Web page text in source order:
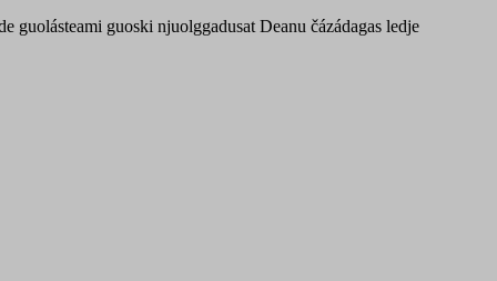
guolásteami guoski njuolggadusat Deanu čázádagas ledje